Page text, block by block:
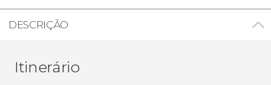
DESCRIÇÃO
Itinerário